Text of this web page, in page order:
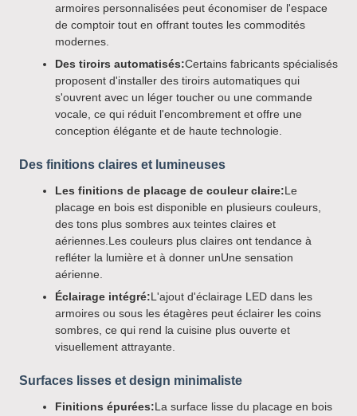
armoires personnalisées peut économiser de l'espace
de comptoir tout en offrant toutes les commodités
modernes.
Des tiroirs automatisés:Certains fabricants spécialisés
proposent d'installer des tiroirs automatiques qui
s'ouvrent avec un léger toucher ou une commande
vocale, ce qui réduit l'encombrement et offre une
conception élégante et de haute technologie.
Des finitions claires et lumineuses
Les finitions de placage de couleur claire:Le
placage en bois est disponible en plusieurs couleurs,
des tons plus sombres aux teintes claires et
aériennes.Les couleurs plus claires ont tendance à
refléter la lumière et à donner unUne sensation
aérienne.
Éclairage intégré:L'ajout d'éclairage LED dans les
armoires ou sous les étagères peut éclairer les coins
sombres, ce qui rend la cuisine plus ouverte et
visuellement attrayante.
Surfaces lisses et design minimaliste
Finitions épurées:La surface lisse du placage en bois